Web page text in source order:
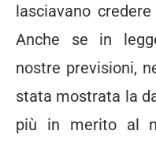
lasciavano
Anche se in
nostre previsioni,
stata mostrata la
più in merito al